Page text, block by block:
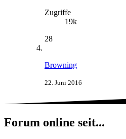
Zugriffe
19k
28
Browning
22. Juni 2016
Forum online seit...